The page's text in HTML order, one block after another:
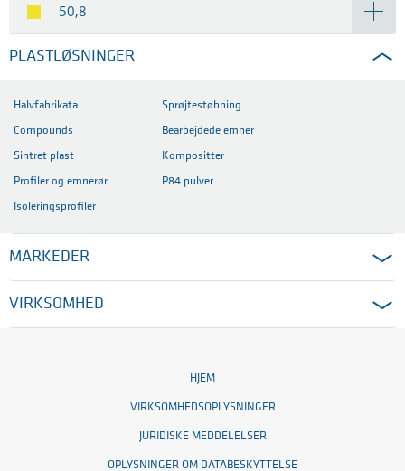
50,8
PLASTLØSNINGER
Halvfabrikata
Compounds
Sintret plast
Profiler og emnerør
Sprøjtestøbning
Bearbejdede emner
Kompositter
P84 pulver
Isoleringsprofiler
MARKEDER
VIRKSOMHED
HJEM
VIRKSOMHEDSOPLYSNINGER
JURIDISKE MEDDELELSER
OPLYSNINGER OM DATABESKYTTELSE